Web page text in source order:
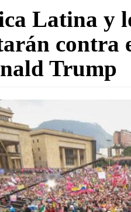
Latina y
contra
Trump